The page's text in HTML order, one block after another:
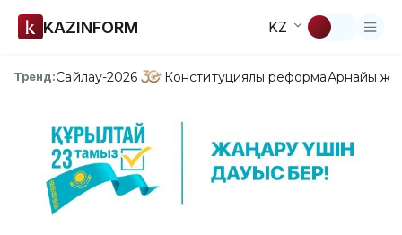
KAZINFORM KZ
Тренд:Сайлау-2026 Конституциялық реформаАрнайы